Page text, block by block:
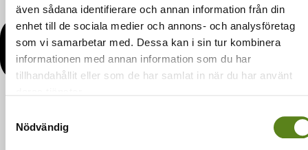
även sådana identifierare och annan information från din
enhet till de sociala medier och annons- och analysföretag
som vi samarbetar med. Dessa kan i sin tur kombinera
informationen med annan information som du har
tillhandahållit eller som de har samlat in när du har använt
Nödvändig